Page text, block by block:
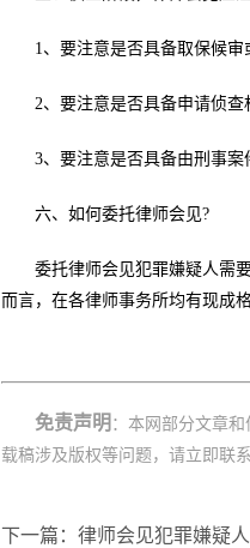
1、要注意是否具备取保候审
2、要注意是否具备申请侦查
3、要注意是否具备由刑事案
六、如何委托律师会见?
委托律师会见犯罪嫌疑人需
而言，在各律师事务所均有现成
免责声明 ：本网部分文章
载稿涉及版权等问题，请立即联
下一篇：律师会见犯罪嫌疑